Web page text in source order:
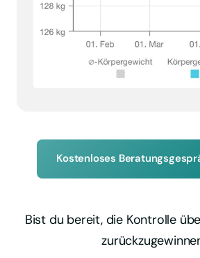
Kostenloses
Bist du bereit, die Kontrolle